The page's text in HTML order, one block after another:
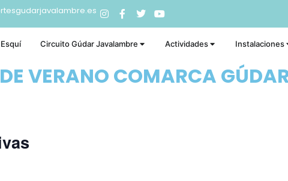
Circuito Gúdar Javalambre Actividades Instalaciones
VERANO COMARCA